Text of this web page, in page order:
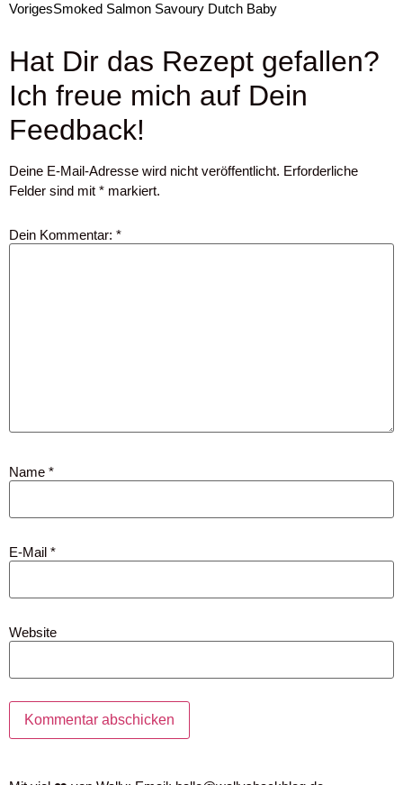
VorigesSmoked Salmon Savoury Dutch Baby
Hat Dir das Rezept gefallen?
Ich freue mich auf Dein
Feedback!
Deine E-Mail-Adresse wird nicht veröffentlicht. Erforderliche
Felder sind mit * markiert.
Dein Kommentar: *
Name *
E-Mail *
Website